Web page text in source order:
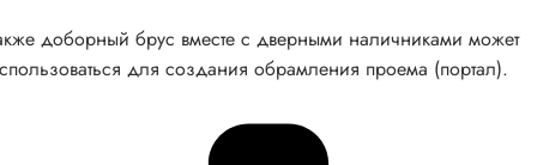
доборный брус вместе с дверными наличниками может
для создания обрамления проема (портал).